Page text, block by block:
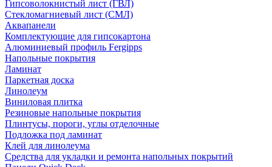
Гипсоволокнистый лист (ГВЛ)
Стекломагниевый лист (СМЛ)
Аквапанели
Комплектующие для гипсокартона
Алюминиевый профиль Fergipps
Напольные покрытия
Ламинат
Паркетная доска
Линолеум
Виниловая плитка
Резиновые напольные покрытия
Плинтусы, пороги, углы отделочные
Подложка под ламинат
Клей для линолеума
Средства для укладки и ремонта напольных покрытий